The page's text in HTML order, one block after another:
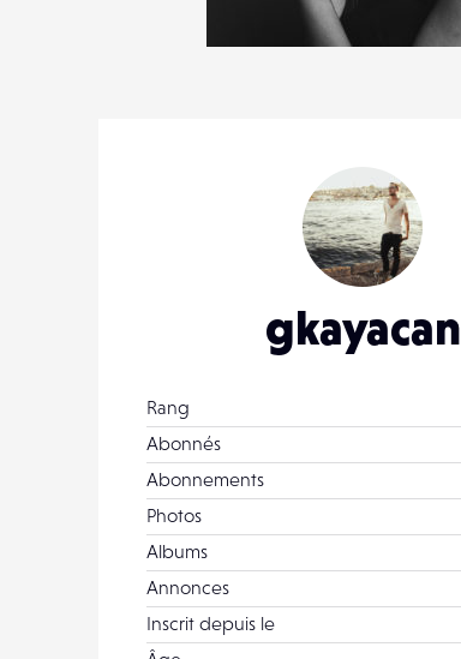
112
gkayacan
Rang
Abonnés
Abonnements
Photos
Albums
Annonces
Inscrit depuis le